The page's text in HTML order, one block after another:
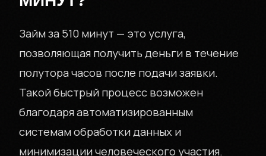
Займ за 510 минут — это услуга,
позволяющая получить деньги в течение
полутора часов после подачи заявки.
Такой быстрый процесс возможен
благодаря автоматизированным
системам обработки данных и
минимизации человеческого участия.